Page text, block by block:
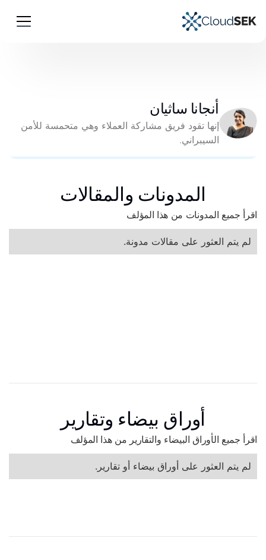
أنجانا ساثيان
إنها تقود فريق مشاركة العملاء وهي متحمسة للأمن
السيبراني.
المدونات والمقالات
اقرأ جميع المدونات من هذا المؤلف
لم يتم العثور على مقالات مدونة.
أوراق بيضاء وتقارير
اقرأ جميع الأوراق البيضاء والتقارير من هذا المؤلف
لم يتم العثور على أوراق بيضاء أو تقارير.